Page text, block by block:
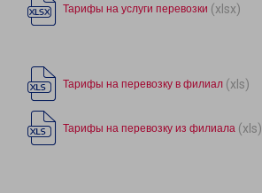
Тарифы на услуги перевозки (xlsx)
Тарифы на перевозку в филиал (xls)
Тарифы на перевозку из филиала (xls)